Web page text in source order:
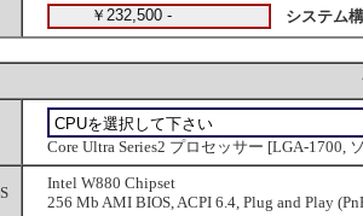
システム
Core Ultra Series2 プロセッサー [LGA-1700,
Intel W880 Chipset
256 Mb AMI BIOS, ACPI 6.4, Plug and Play